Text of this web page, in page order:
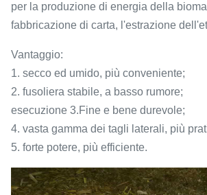
per la produzione di energia della
fabbricazione di carta, l'estrazione
Vantaggio:
1. secco ed umido, più conveniente;
2. fusoliera stabile, a basso rumore;
esecuzione 3.Fine e bene durevole;
4. vasta gamma dei tagli laterali, più
5. forte potere, più efficiente.